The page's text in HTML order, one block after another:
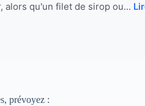
alors qu'un filet de sirop ou...
prévoyez :